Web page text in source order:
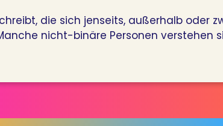
die sich jenseits, außerhalb oder
nicht-binäre Personen verstehen